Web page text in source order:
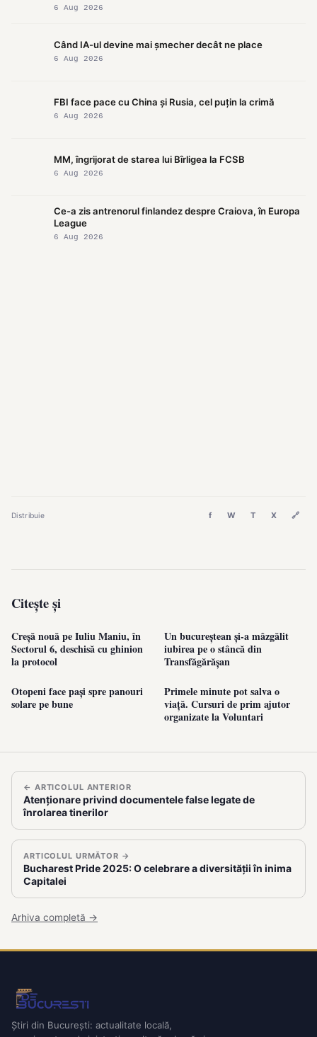
6 Aug 2026
Când IA-ul devine mai șmecher decât ne place
6 Aug 2026
FBI face pace cu China și Rusia, cel puțin la crimă
6 Aug 2026
MM, îngrijorat de starea lui Bîrligea la FCSB
6 Aug 2026
Ce-a zis antrenorul finlandez despre Craiova, în Europa
League
6 Aug 2026
Distribuie f W T X 🔗
Citește și
Creșă nouă pe Iuliu Maniu, în
Sectorul 6, deschisă cu ghinion
la protocol
Un bucureștean și-a mâzgălit
iubirea pe o stâncă din
Transfăgărășan
Otopeni face pași spre panouri
solare pe bune
Primele minute pot salva o
viață. Cursuri de prim ajutor
organizate la Voluntari
← ARTICOLUL ANTERIOR
Atenționare privind documentele false legate de
înrolarea tinerilor
ARTICOLUL URMĂTOR →
Bucharest Pride 2025: O celebrare a diversității în inima
Capitalei
Arhiva completă →
Știri din București: actualitate locală,